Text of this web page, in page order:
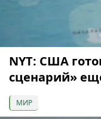
NYT: США
сценарий»
МИР